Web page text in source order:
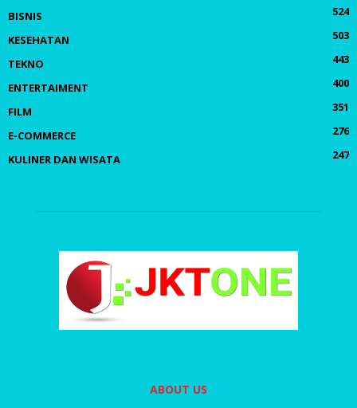
BISNIS
524
KESEHATAN
503
TEKNO
443
ENTERTAIMENT
400
FILM
351
E-COMMERCE
276
KULINER DAN WISATA
247
ABOUT US